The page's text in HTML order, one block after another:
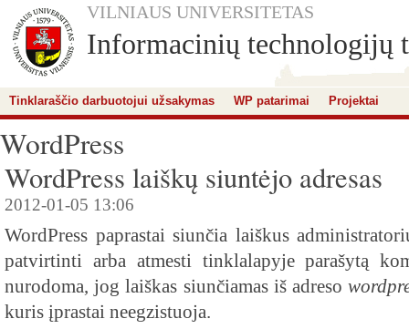
VILNIAUS UNIVERSITETAS
Informacinių technologijų
Tinklaraščio darbuotojui užsakymas WP patarimai Projektai
WordPress
WordPress laiškų siuntėjo adresas
2012-01-05 13:06
WordPress paprastai siunčia laiškus
patvirtinti arba atmesti tinklalapyje parašytą
nurodoma, jog laiškas siunčiamas iš adreso
kuris įprastai neegzistuoja.